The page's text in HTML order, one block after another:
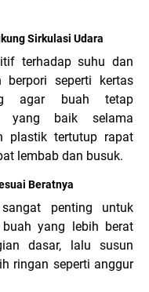
Sirkulasi Udara
terhadap suhu dan
berpori seperti kertas
agar buah tetap
yang baik selama
plastik tertutup rapat
lembab dan busuk.
Beratnya
penting untuk
buah yang lebih berat
dasar, lalu susun
ringan seperti anggur